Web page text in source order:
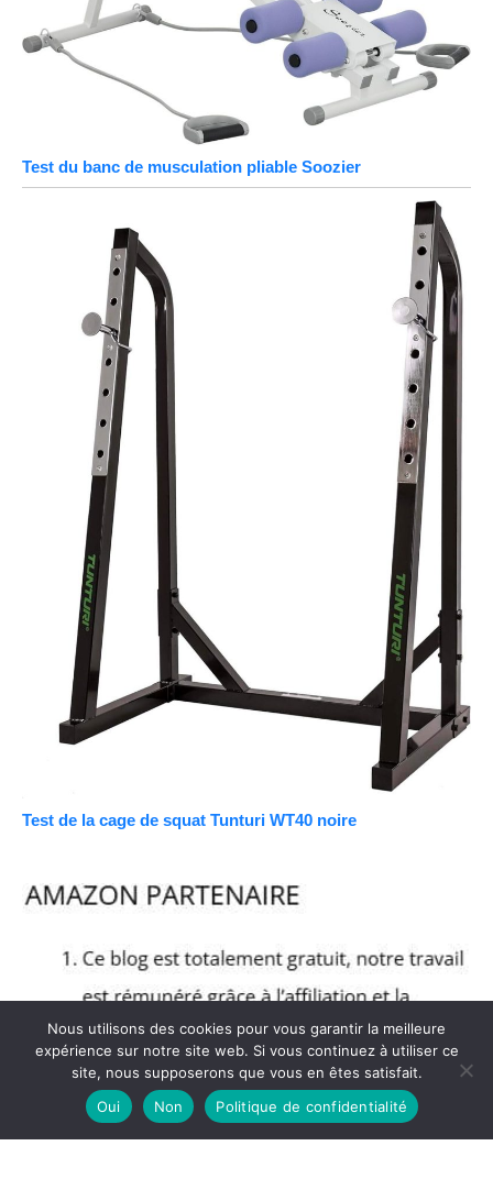
Test du banc de musculation pliable Soozier
Test de la cage de squat Tunturi WT40 noire
Nous utilisons des cookies pour vous garantir la meilleure
expérience sur notre site web. Si vous continuez à utiliser ce
site, nous supposerons que vous en êtes satisfait.
Oui
Non Politique de confidentialité